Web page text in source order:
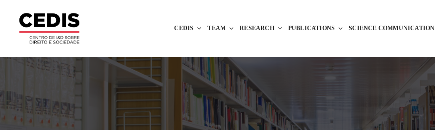
CEDIS TEAM RESEARCH PUBLICATIONS SCIENCE COMMUNICATION